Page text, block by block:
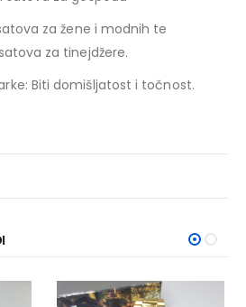
za žene i modnih te
za tinejdžere.
Biti domišljatost i točnost.